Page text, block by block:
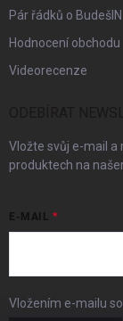
Pár řádků o BudešIN
Hodnocení obchodu
Videorecenze
Vložte svůj e-mail
produktech na
E-MAIL
Vložením e-mailu